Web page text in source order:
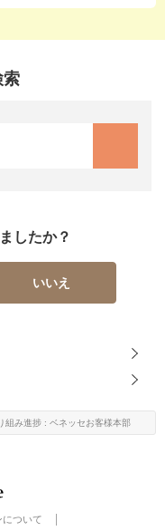
索
したか？
いいえ
組み進捗 : ベネッセお客様本部
ついて